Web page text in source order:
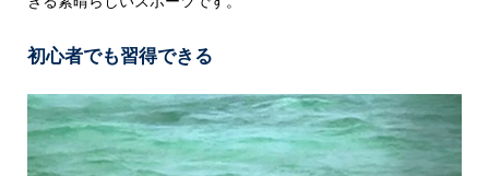
初心者でも習得できる